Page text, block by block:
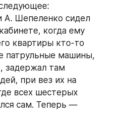
А. Шепеленко сидел
когда ему
квартиры кто-то
патрульные машины,
задержал там
при вез их на
всех шестерых
сам. Теперь —